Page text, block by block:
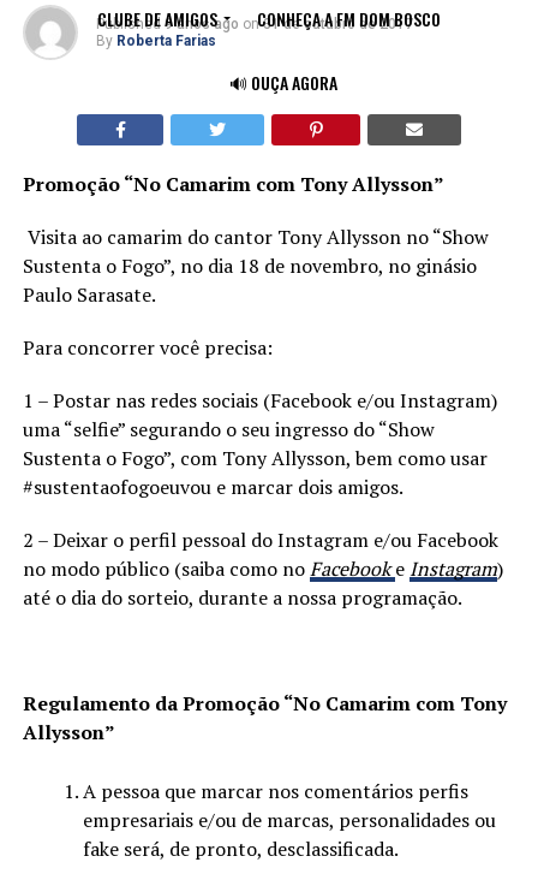
CLUBE DE AMIGOS CONHEÇA A FM DOM BOSCO
🔊 OUÇA AGORA
Published 9 anos ago on 31 de outubro de 2017
By Roberta Farias
Promoção “No Camarim com Tony Allysson”
Visita ao camarim do cantor Tony Allysson no “Show
Sustenta o Fogo”, no dia 18 de novembro, no ginásio
Paulo Sarasate.
Para concorrer você precisa:
1 – Postar nas redes sociais (Facebook e/ou Instagram)
uma “selfie” segurando o seu ingresso do “Show
Sustenta o Fogo”, com Tony Allysson, bem como usar
#sustentaofogoeuvou e marcar dois amigos.
2 – Deixar o perfil pessoal do Instagram e/ou Facebook
no modo público (saiba como noFacebook e Instagram)
até o dia do sorteio, durante a nossa programação.
Regulamento da Promoção “No Camarim com Tony
Allysson”
A pessoa que marcar nos comentários perfis
empresariais e/ou de marcas, personalidades ou
fake será, de pronto, desclassificada.